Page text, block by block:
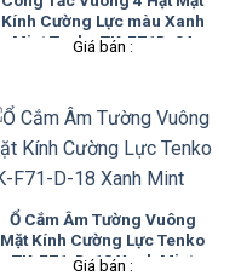
Kính Cường Lực màu Xanh
Mint Tenko TK-F71D-04
Giá bán :
Ổ Cắm Âm Tường Vuông
Mặt Kính Cường Lực Tenko
TK-F71-D-18 Xanh Mint
Giá bán :